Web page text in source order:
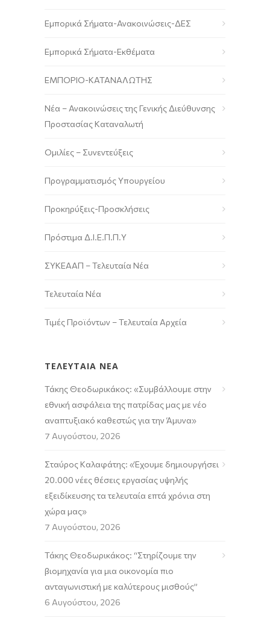
Εμπορικά Σήματα-Ανακοινώσεις-ΔΕΣ
Εμπορικά Σήματα-Εκθέματα
ΕΜΠΟΡΙΟ-ΚΑΤΑΝΑΛΩΤΗΣ
Νέα – Ανακοινώσεις της Γενικής Διεύθυνσης
Προστασίας Καταναλωτή
Ομιλίες – Συνεντεύξεις
Προγραμματισμός Υπουργείου
Προκηρύξεις-Προσκλήσεις
Πρόστιμα Δ.Ι.Ε.Π.Π.Υ
ΣΥΚΕΑΑΠ – Τελευταία Νέα
Τελευταία Νέα
Τιμές Προϊόντων – Τελευταία Αρχεία
ΤΕΛΕΥΤΑΙΑ ΝΕΑ
Τάκης Θεοδωρικάκος: «Συμβάλλουμε στην
εθνική ασφάλεια της πατρίδας μας με νέο
αναπτυξιακό καθεστώς για την Άμυνα»
7 Αυγούστου, 2026
Σταύρος Καλαφάτης: «Έχουμε δημιουργήσει
20.000 νέες θέσεις εργασίας υψηλής
εξειδίκευσης τα τελευταία επτά χρόνια στη
χώρα μας»
7 Αυγούστου, 2026
Τάκης Θεοδωρικάκος: “Στηρίζουμε την
βιομηχανία για μια οικονομία πιο
ανταγωνιστική με καλύτερους μισθούς”
6 Αυγούστου, 2026